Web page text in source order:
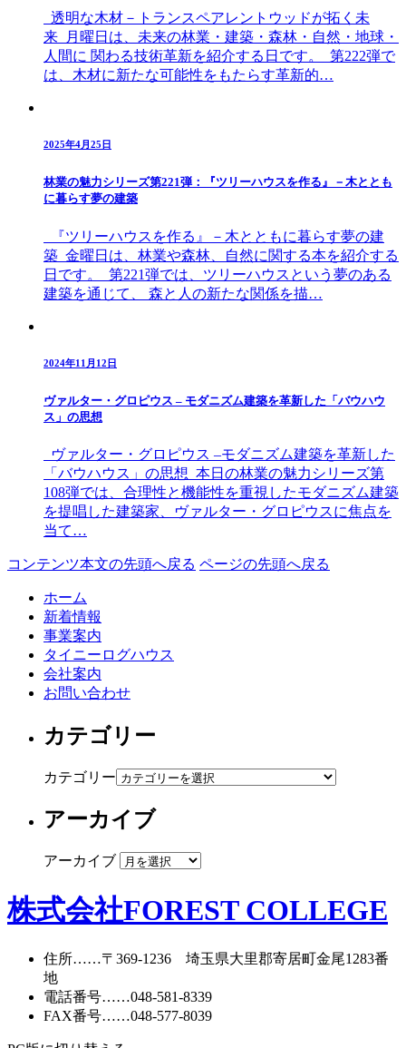
透明な木材－トランスペアレントウッドが拓く未
来 月曜日は、未来の林業・建築・森林・自然・地球・
人間に 関わる技術革新を紹介する日です。 第222弾で
は、木材に新たな可能性をもたらす革新的…
2025年4月25日
林業の魅力シリーズ第221弾：『ツリーハウスを作る』－木ととも
に暮らす夢の建築
『ツリーハウスを作る』－木とともに暮らす夢の建
築 金曜日は、林業や森林、自然に関する本を紹介する
日です。 第221弾では、ツリーハウスという夢のある
建築を通じて、 森と人の新たな関係を描…
2024年11月12日
ヴァルター・グロピウス – モダニズム建築を革新した「バウハウ
ス」の思想
ヴァルター・グロピウス –モダニズム建築を革新した
「バウハウス」の思想 本日の林業の魅力シリーズ第
108弾では、合理性と機能性を重視したモダニズム建築
を提唱した建築家、ヴァルター・グロピウスに焦点を
当て…
コンテンツ本文の先頭へ戻る ページの先頭へ戻る
ホーム
新着情報
事業案内
タイニーログハウス
会社案内
お問い合わせ
カテゴリー
カテゴリー
アーカイブ
アーカイブ
株式会社FOREST COLLEGE
住所……〒369-1236 埼玉県大里郡寄居町金尾1283番
地
電話番号……048-581-8339
FAX番号……048-577-8039